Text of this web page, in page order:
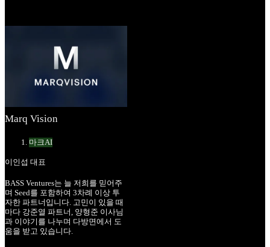
Marq Vision
마크AI
이인섭 대표
BASS Ventures는 늘 저희를 믿어주
며 Seed를 포함하여 3차례 이상 투
자한 파트너입니다. 고민이 있을 때
마다 강준열 파트너, 양형준 이사님
과 이야기를 나누며 다방면에서 도
움을 받고 있습니다.